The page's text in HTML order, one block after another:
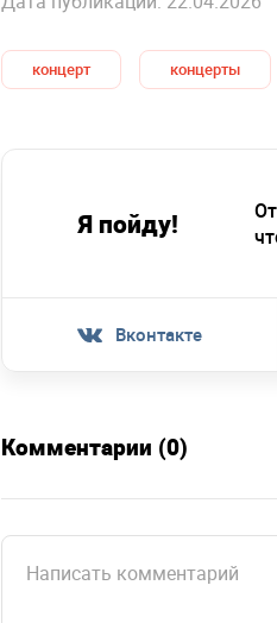
концерт концерты
Я пойду!
Вконтакте
Комментарии (0)